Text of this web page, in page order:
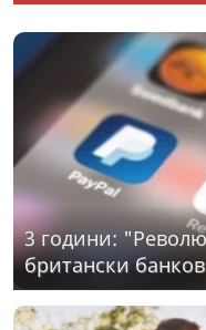
3 години:
британски